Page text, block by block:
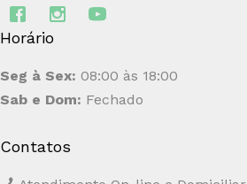
Horário
Seg à Sex: 08:00 às 18:00
Sab e Dom: Fechado
Contatos